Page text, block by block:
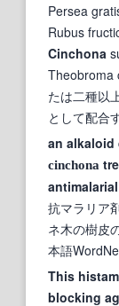
Persea
Rubus
Cinchona
Theobroma
たは二種以
として配合
an alkaloid
cinchona
抗マラリア
ネ木の樹皮
本語
This
blocking